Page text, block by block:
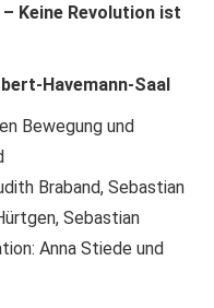
Keine Revolution ist
Havemann-Saal
Bewegung und
Braband, Sebastian
Sebastian
Anna Stiede und